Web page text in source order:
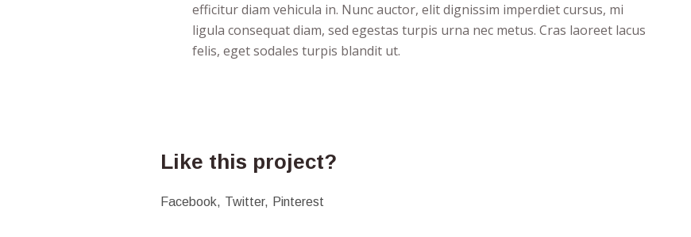
efficitur diam vehicula in. Nunc auctor, elit dignissim imperdiet cursus, mi
ligula consequat diam, sed egestas turpis urna nec metus. Cras laoreet lacus
felis, eget sodales turpis blandit ut.
Like this project?
Facebook Twitter Pinterest